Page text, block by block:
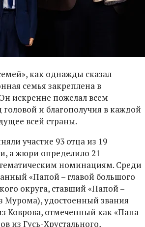
как однажды сказал
семья закреплена в
искренне пожелал всем
и благополучия в каждой
всей страны.
участие 93 отца из 19
а жюри определило 21
номинациям. Среди
«Папой – главой большого
округа, ставший «Папой –
Мурома), удостоенный звания
Коврова, отмеченный как «Папа –
из Гусь-Хрустального,